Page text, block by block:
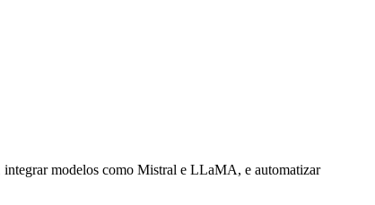
integrar modelos como Mistral e LLaMA, e automatizar